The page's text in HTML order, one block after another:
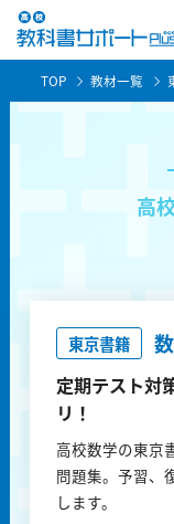
TOP 教材一覧
高
東京書籍
定期テスト対
リ！
高校数学の東京
問題集。予習、
します。